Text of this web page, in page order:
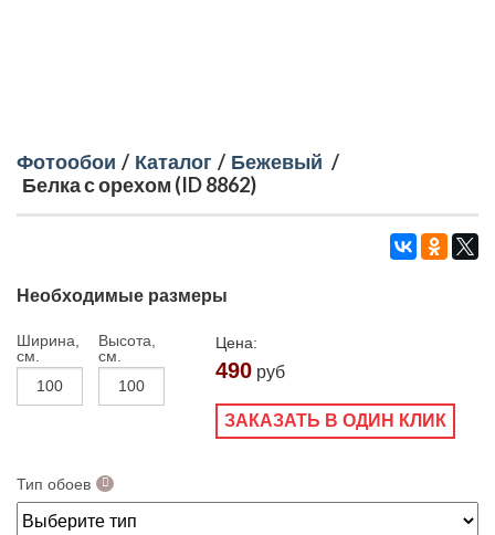
Фотообои / Каталог / Бежевый /
Белка с орехом (ID 8862)
Необходимые размеры
Ширина,
см.
Высота,
см.
Цена:
490 руб
ЗАКАЗАТЬ В ОДИН КЛИК
Тип обоев